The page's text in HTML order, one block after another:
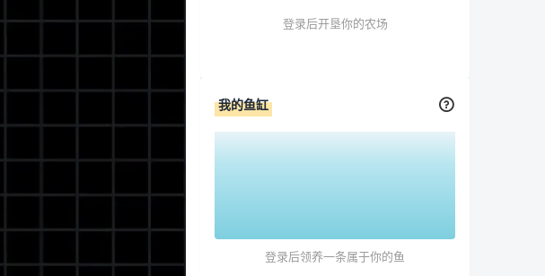
登录后开垦你的农场
我的鱼缸
登录后领养一条属于你的鱼